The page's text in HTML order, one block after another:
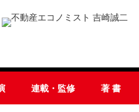
連載・監修 著 書